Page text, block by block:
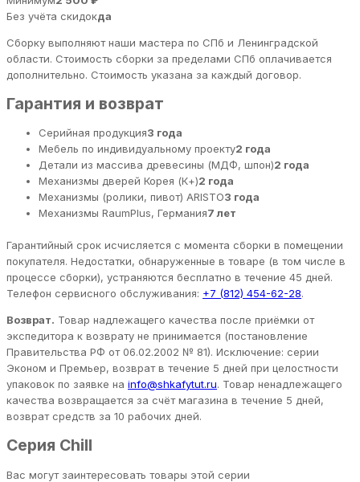
Без учёта скидокда
Сборку выполняют наши мастера по СПб и Ленинградской
области. Стоимость сборки за пределами СПб оплачивается
дополнительно. Стоимость указана за каждый договор.
Гарантия и возврат
Серийная продукция3 года
Мебель по индивидуальному проекту2 года
Детали из массива древесины (МДФ, шпон)2 года
Механизмы дверей Корея (К+)2 года
Механизмы (ролики, пивот) ARISTO3 года
Механизмы RaumPlus, Германия7 лет
Гарантийный срок исчисляется с момента сборки в помещении
покупателя. Недостатки, обнаруженные в товаре (в том числе в
процессе сборки), устраняются бесплатно в течение 45 дней.
Телефон сервисного обслуживания: +7 (812) 454-62-28.
Возврат. Товар надлежащего качества после приёмки от
экспедитора к возврату не принимается (постановление
Правительства РФ от 06.02.2002 № 81). Исключение: серии
Эконом и Премьер, возврат в течение 5 дней при целостности
упаковок по заявке на info@shkafytut.ru. Товар ненадлежащего
качества возвращается за счёт магазина в течение 5 дней,
возврат средств за 10 рабочих дней.
Серия Chill
Вас могут заинтересовать товары этой серии